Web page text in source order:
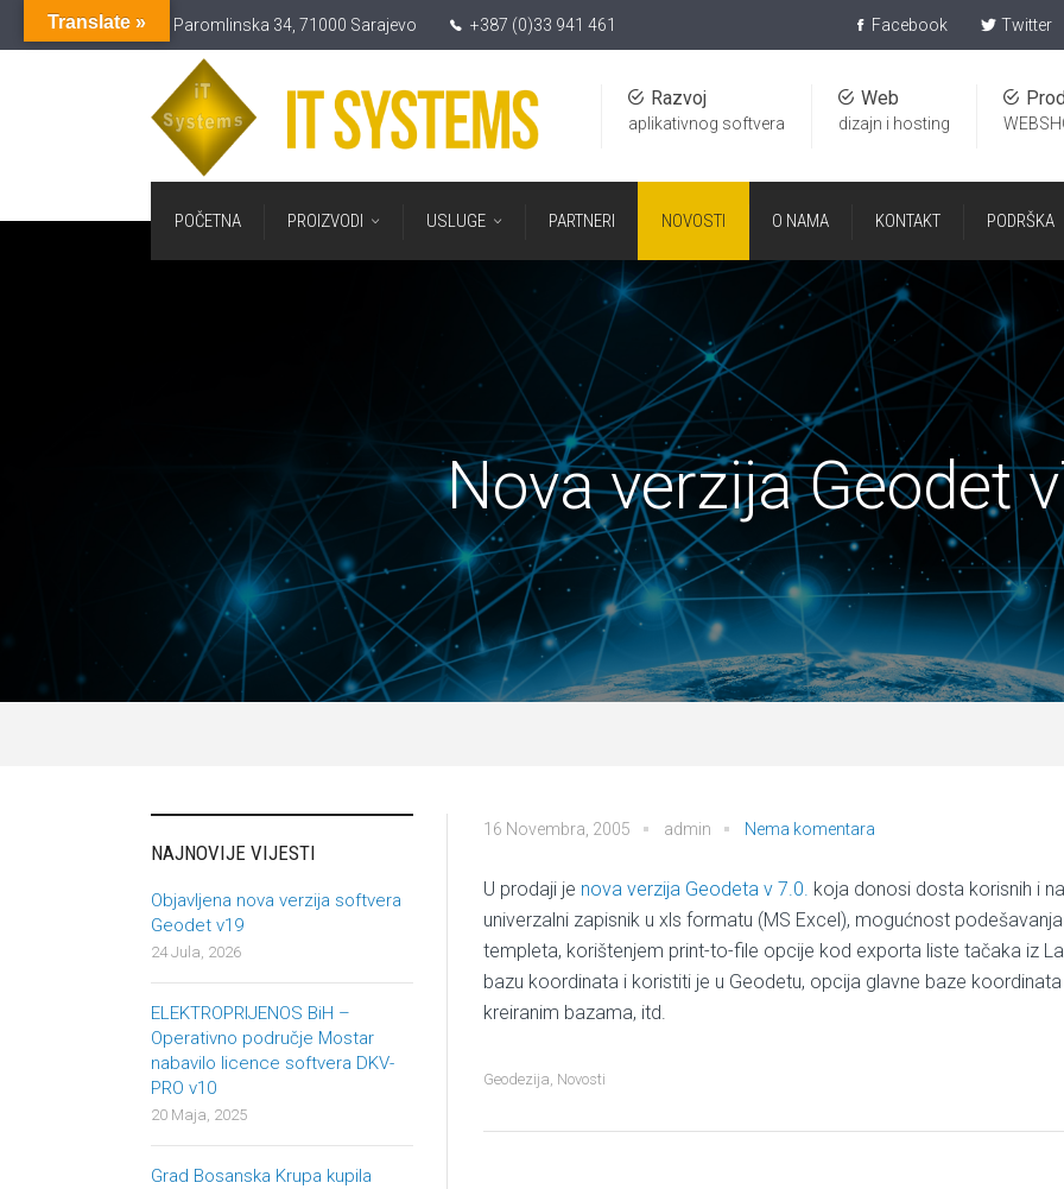
Paromlinska 34, 71000 Sarajevo +387 (0)33 941 461 Facebook Twitter
Web
dizajn i hosting
Razvoj
aplikativnog softvera
POČETNA PROIZVODI USLUGE PARTNERI NOVOSTI O NAMA KONTAKT PODRŠKA
Nova verzija Geodet
16 Novembra, 2005 admin Nema komentara
U prodaji je nova verzija Geodeta v 7.0. koja donosi dosta korisnih i
univerzalni zapisnik u xls formatu (MS Excel), mogućnost
templeta, korištenjem print-to-file opcije kod exporta liste tačaka iz
bazu koordinata i koristiti je u Geodetu, opcija glavne baze
kreiranim bazama, itd.
Geodezija, Novosti
NAJNOVIJE VIJESTI
Objavljena nova verzija softvera
Geodet v19
24 Jula, 2026
ELEKTROPRIJENOS BiH –
Operativno područje Mostar
nabavilo licence softvera DKV-
PRO v10
20 Maja, 2025
Grad Bosanska Krupa kupila
Translate »